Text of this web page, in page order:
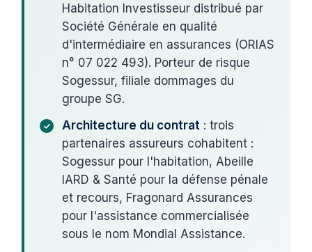
Habitation Investisseur distribué par
Société Générale en qualité
d'intermédiaire en assurances (ORIAS
n° 07 022 493). Porteur de risque
Sogessur, filiale dommages du
groupe SG.
Architecture du contrat : trois
partenaires assureurs cohabitent :
Sogessur pour l'habitation, Abeille
IARD & Santé pour la défense pénale
et recours, Fragonard Assurances
pour l'assistance commercialisée
sous le nom Mondial Assistance.